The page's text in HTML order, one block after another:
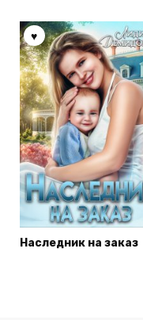
Наследник на заказ